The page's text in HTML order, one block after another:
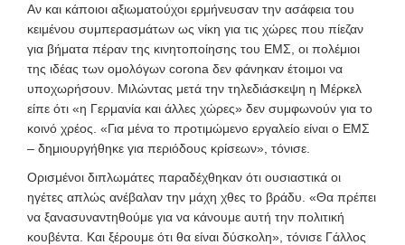
Αν και κάποιοι αξιωματούχοι ερμήνευσαν την ασάφεια του
κειμένου συμπερασμάτων ως νίκη για τις χώρες που πίεζαν
για βήματα πέραν της κινητοποίησης του ΕΜΣ, οι πολέμιοι
της ιδέας των ομολόγων corona δεν φάνηκαν έτοιμοι να
υποχωρήσουν. Μιλώντας μετά την τηλεδιάσκεψη η Μέρκελ
είπε ότι «η Γερμανία και άλλες χώρες» δεν συμφωνούν για το
κοινό χρέος. «Για μένα το προτιμώμενο εργαλείο είναι ο ΕΜΣ
– δημιουργήθηκε για περιόδους κρίσεων», τόνισε.
Ορισμένοι διπλωμάτες παραδέχθηκαν ότι ουσιαστικά οι
ηγέτες απλώς ανέβαλαν την μάχη χθες το βράδυ. «Θα πρέπει
να ξανασυναντηθούμε για να κάνουμε αυτή την πολιτική
κουβέντα. Και ξέρουμε ότι θα είναι δύσκολη», τόνισε Γάλλος